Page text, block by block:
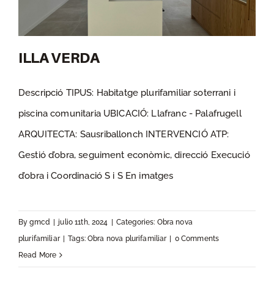
ILLA VERDA
ILLA VERDA
Descripció TIPUS: Habitatge plurifamiliar soterrani i
piscina comunitaria UBICACIÓ: Llafranc - Palafrugell
ARQUITECTA: Sausriballonch INTERVENCIÓ ATP:
Gestió d’obra, seguiment econòmic, direcció Execució
d’obra i Coordinació S i S En imatges
Bygmcd julio 11th, 2024 Categories: Obra nova
plurifamiliar
Tags: Obra nova plurifamiliar
0 Comments
Read More